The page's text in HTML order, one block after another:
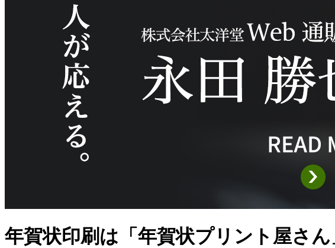
年賀状印刷は「年賀状プリント屋さ